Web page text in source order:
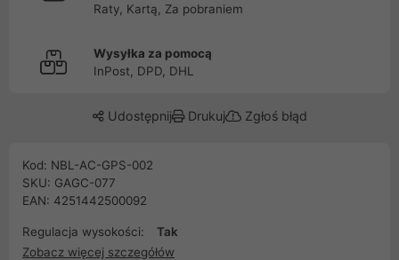
Raty, Kartą, Za pobraniem
Wysyłka za pomocą
InPost, DPD, DHL
Udostępnij Drukuj Zgłoś błąd
Kod: NBL-AC-GPS-002
SKU: GAGC-077
EAN: 4251442500092
Regulacja wysokości:
Tak
Zobacz więcej szczegółów